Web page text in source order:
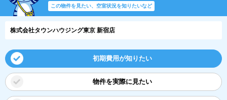
この物件を見たい、空室状況を知りたいなど
株式会社タウンハウジング東京 新宿店
初期費用が知りたい
物件を実際に見たい